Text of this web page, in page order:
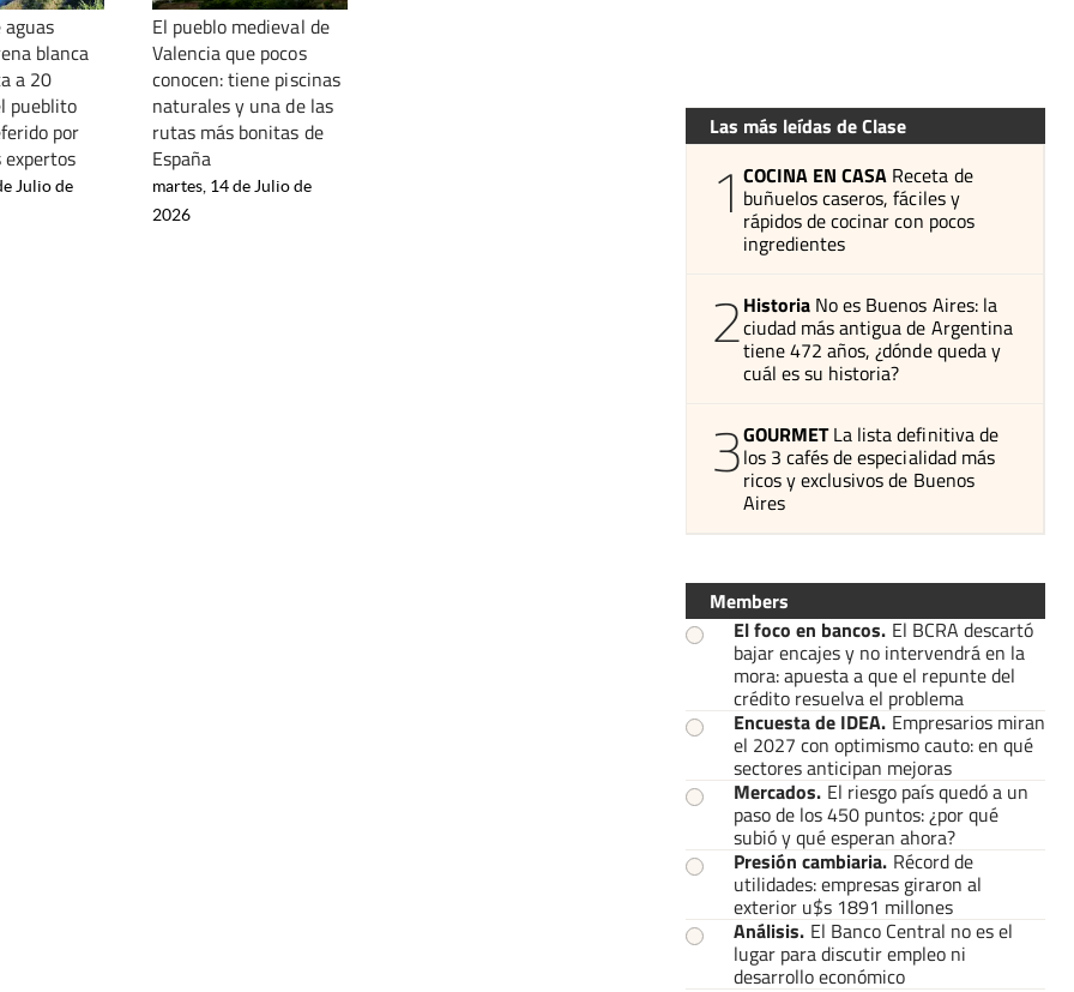
aguas
blanca
a 20
pueblito
por
Julio de
El pueblo medieval de
Valencia que pocos
conocen: tiene piscinas
naturales y una de las
rutas más bonitas de
España
martes, 14 de Julio de
2026
Las más leídas de Clase
1 COCINA EN CASA Receta de
buñuelos caseros, fáciles y
rápidos de cocinar con pocos
ingredientes
2Historia No es Buenos Aires: la
ciudad más antigua de Argentina
tiene 472 años, ¿dónde queda y
cuál es su historia?
3GOURMET La lista definitiva de
los 3 cafés de especialidad más
ricos y exclusivos de Buenos
Aires
Members
El foco en bancos. El BCRA descartó
bajar encajes y no intervendrá en la
mora: apuesta a que el repunte del
crédito resuelva el problema
Encuesta de IDEA. Empresarios miran
el 2027 con optimismo cauto: en qué
sectores anticipan mejoras
Mercados. El riesgo país quedó a un
paso de los 450 puntos: ¿por qué
subió y qué esperan ahora?
Presión cambiaria. Récord de
utilidades: empresas giraron al
exterior u$s 1891 millones
Análisis. El Banco Central no es el
lugar para discutir empleo ni
desarrollo económico